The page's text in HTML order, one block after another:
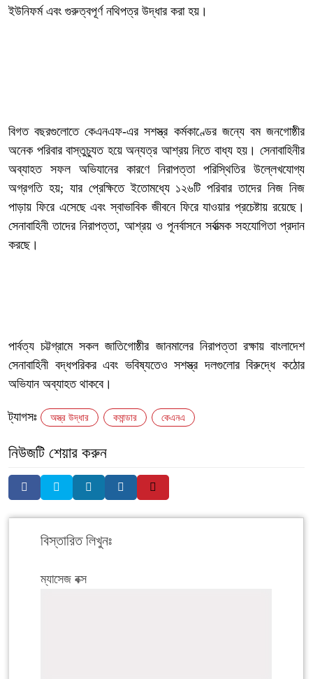
ইউনিফর্ম এবং গুরুত্বপূর্ণ নথিপত্র উদ্ধার করা হয়।
‎বিগত বছরগুলোতে কেএনএফ-এর সশস্ত্র কর্মকাণ্ডের জন্যে বম জনগোষ্ঠীর
অনেক পরিবার বাস্তুচ্যুত হয়ে অন্যত্র আশ্রয় নিতে বাধ্য হয়। সেনাবাহিনীর
অব্যাহত সফল অভিযানের কারণে নিরাপত্তা পরিস্থিতির উল্লেখযোগ্য
অগ্রগতি হয়; যার প্রেক্ষিতে ইতোমধ্যে ১২৬টি পরিবার তাদের নিজ নিজ
পাড়ায় ফিরে এসেছে এবং স্বাভাবিক জীবনে ফিরে যাওয়ার প্রচেষ্টায় রয়েছে।
সেনাবাহিনী তাদের নিরাপত্তা, আশ্রয় ও পূনর্বাসনে সর্বাত্মক সহযোগিতা প্রদান
করছে।
‎পার্বত্য চট্টগ্রামে সকল জাতিগোষ্ঠীর জানমালের নিরাপত্তা রক্ষায় বাংলাদেশ
সেনাবাহিনী বদ্ধপরিকর এবং ভবিষ্যতেও সশস্ত্র দলগুলোর বিরুদ্ধে কঠোর
অভিযান অব্যাহত থাকবে।
ট্যাগসঃ অস্ত্র উদ্ধার কমান্ডার কেএনএ
নিউজটি শেয়ার করুন
বিস্তারিত লিখুনঃ
ম্যাসেজ বক্স